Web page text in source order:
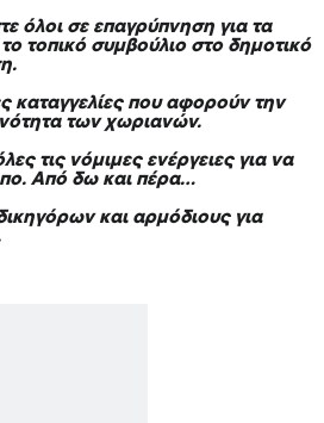
όλοι σε επαγρύπνηση για τα
τοπικό συμβούλιο στο δημοτικό
καταγγελίες που αφορούν την
των χωριανών.
τις νόμιμες ενέργειες για να
Από δω και πέρα…
και αρμόδιους για